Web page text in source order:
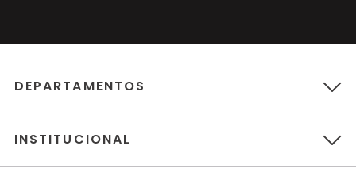
DEPARTAMENTOS
INSTITUCIONAL